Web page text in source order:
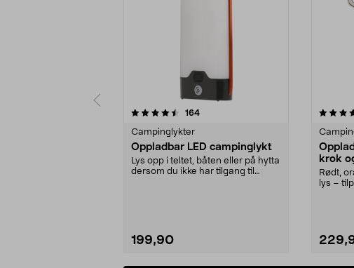
164anmeldelser
Campinglykter
Oppladbar LED campinglykt
Lys opp i teltet, båten eller på hytta
dersom du ikke har tilgang til
199,90
4.5 av 5 stjerner
krok
Rødt,
lys –